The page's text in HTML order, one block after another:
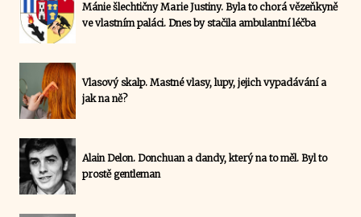
Mánie šlechtičny Marie Justiny. Byla to chorá vězeňkyně
ve vlastním paláci. Dnes by stačila ambulantní léčba
Vlasový skalp. Mastné vlasy, lupy, jejich vypadávání a
jak na ně?
Alain Delon. Donchuan a dandy, který na to měl. Byl to
prostě gentleman